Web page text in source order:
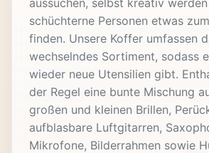
schüchterne Personen etwas
finden. Unsere Koffer umfassen
wechselndes Sortiment, sodass
wieder neue Utensilien gibt.
der Regel eine bunte Mischung
großen und kleinen Brillen,
aufblasbare Luftgitarren,
Mikrofone, Bilderrahmen sowie